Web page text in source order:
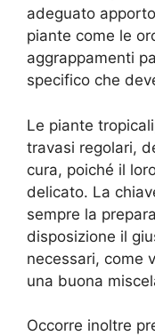
adeguato
piante come le
aggrappamenti
specifico che
Le piante
travasi regolari,
cura, poiché il
delicato. La
sempre la
disposizione il
necessari, come
una buona
Occorre inoltre